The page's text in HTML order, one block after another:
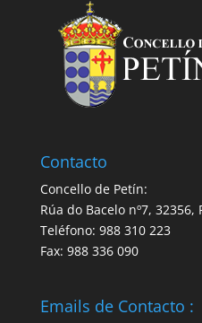
Contacto
Concello de Petín:
Rúa do Bacelo nº7,
Teléfono: 988 310 223
Fax: 988 336 090
Emails de Contacto :